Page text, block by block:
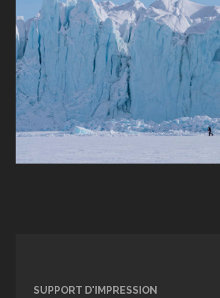
SUPPORT D'IMPRESSION